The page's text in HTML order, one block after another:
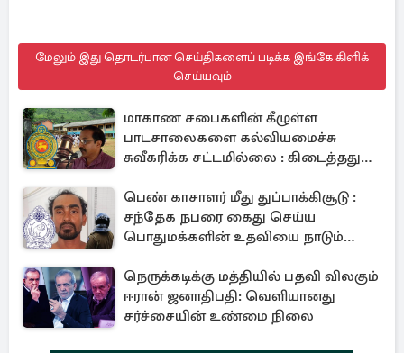
மேலும் இது தொடர்பான செய்திகளைப் படிக்க இங்கே கிளிக்
செய்யவும்
மாகாண சபைகளின் கீழுள்ள
பாடசாலைகளை கல்வியமைச்சு
சுவீகரிக்க சட்டமில்லை : கிடைத்தது
பெண் காசாளர் மீது துப்பாக்கிசூடு :
சந்தேக நபரை கைது செய்ய
பொதுமக்களின் உதவியை நாடும்
நெருக்கடிக்கு மத்தியில் பதவி விலகும்
ஈரான் ஜனாதிபதி: வெளியானது
சர்ச்சையின் உண்மை நிலை